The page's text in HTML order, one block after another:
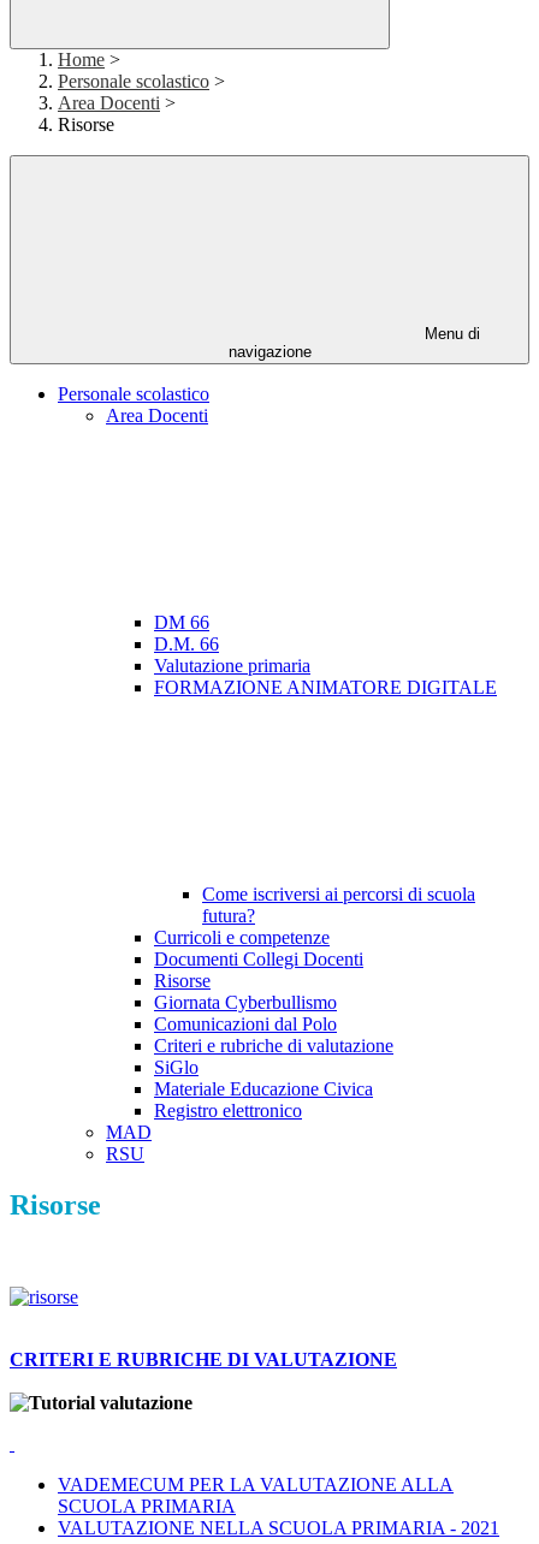
Home >
Personale scolastico >
Area Docenti >
Risorse
Menu di
navigazione
Personale scolastico
Area Docenti
DM 66
D.M. 66
Valutazione primaria
FORMAZIONE ANIMATORE DIGITALE
Come iscriversi ai percorsi di scuola
futura?
Curricoli e competenze
Documenti Collegi Docenti
Risorse
Giornata Cyberbullismo
Comunicazioni dal Polo
Criteri e rubriche di valutazione
SiGlo
Materiale Educazione Civica
Registro elettronico
MAD
RSU
Risorse
CRITERI E RUBRICHE DI VALUTAZIONE
VADEMECUM PER LA VALUTAZIONE ALLA
SCUOLA PRIMARIA
VALUTAZIONE NELLA SCUOLA PRIMARIA - 2021